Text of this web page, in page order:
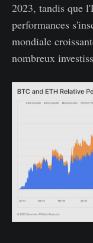
2023, tandis que
performances
mondiale
nombreux